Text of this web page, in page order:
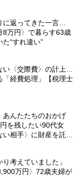
に返ってきた一言…
8万円〉で暮らす63歳
“すれ違い”
〈交際費〉の計上…
「経費処理」【税理士
あんたたちのおかげ
を残したい90代女
相手〉に財産を託せ
り考えていました」
万円〉72歳夫婦が